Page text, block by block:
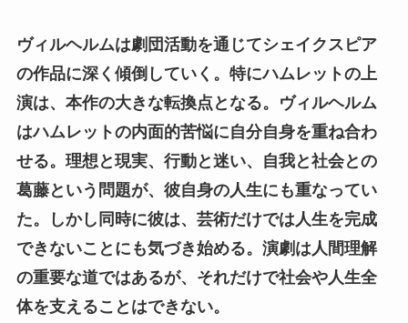
ヴィルヘルムは劇団活動を通じてシェイクスピア
の作品に深く傾倒していく。特にハムレットの上
演は、本作の大きな転換点となる。ヴィルヘルム
はハムレットの内面的苦悩に自分自身を重ね合わ
せる。理想と現実、行動と迷い、自我と社会との
葛藤という問題が、彼自身の人生にも重なってい
た。しかし同時に彼は、芸術だけでは人生を完成
できないことにも気づき始める。演劇は人間理解
の重要な道ではあるが、それだけで社会や人生全
体を支えることはできない。